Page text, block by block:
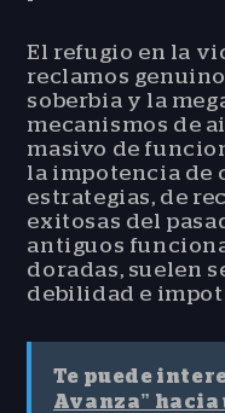
El refugio en la
reclamos
soberbia y la
mecanismos de
masivo de
la impotencia de
estrategias, de
exitosas del
antiguos
doradas, suelen
debilidad e
Te puede
Avanza” hacia